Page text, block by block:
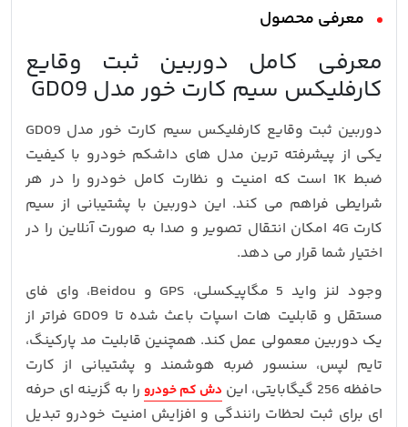
معرفی محصول
معرفی کامل دوربین ثبت وقایع
کارفلیکس سیم کارت خور مدل GD09
دوربین ثبت وقایع کارفلیکس سیم کارت خور مدل GD09
یکی از پیشرفته ترین مدل های داشکم خودرو با کیفیت
ضبط 1K است که امنیت و نظارت کامل خودرو را در هر
شرایطی فراهم می کند. این دوربین با پشتیبانی از سیم
کارت 4G امکان انتقال تصویر و صدا به صورت آنلاین را در
اختیار شما قرار می دهد.
وجود لنز واید 5 مگاپیکسلی، GPS و Beidou، وای فای
مستقل و قابلیت هات اسپات باعث شده تا GD09 فراتر از
یک دوربین معمولی عمل کند. همچنین قابلیت مد پارکینگ،
تایم لپس، سنسور ضربه هوشمند و پشتیبانی از کارت
حافظه 256 گیگابایتی، این
دش کم خودرو را به گزینه ای حرفه
ای برای ثبت لحظات رانندگی و افزایش امنیت خودرو تبدیل